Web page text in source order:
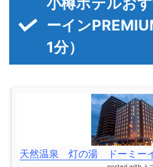
ーイン
1分）
天然温泉 灯の湯 ドーミー